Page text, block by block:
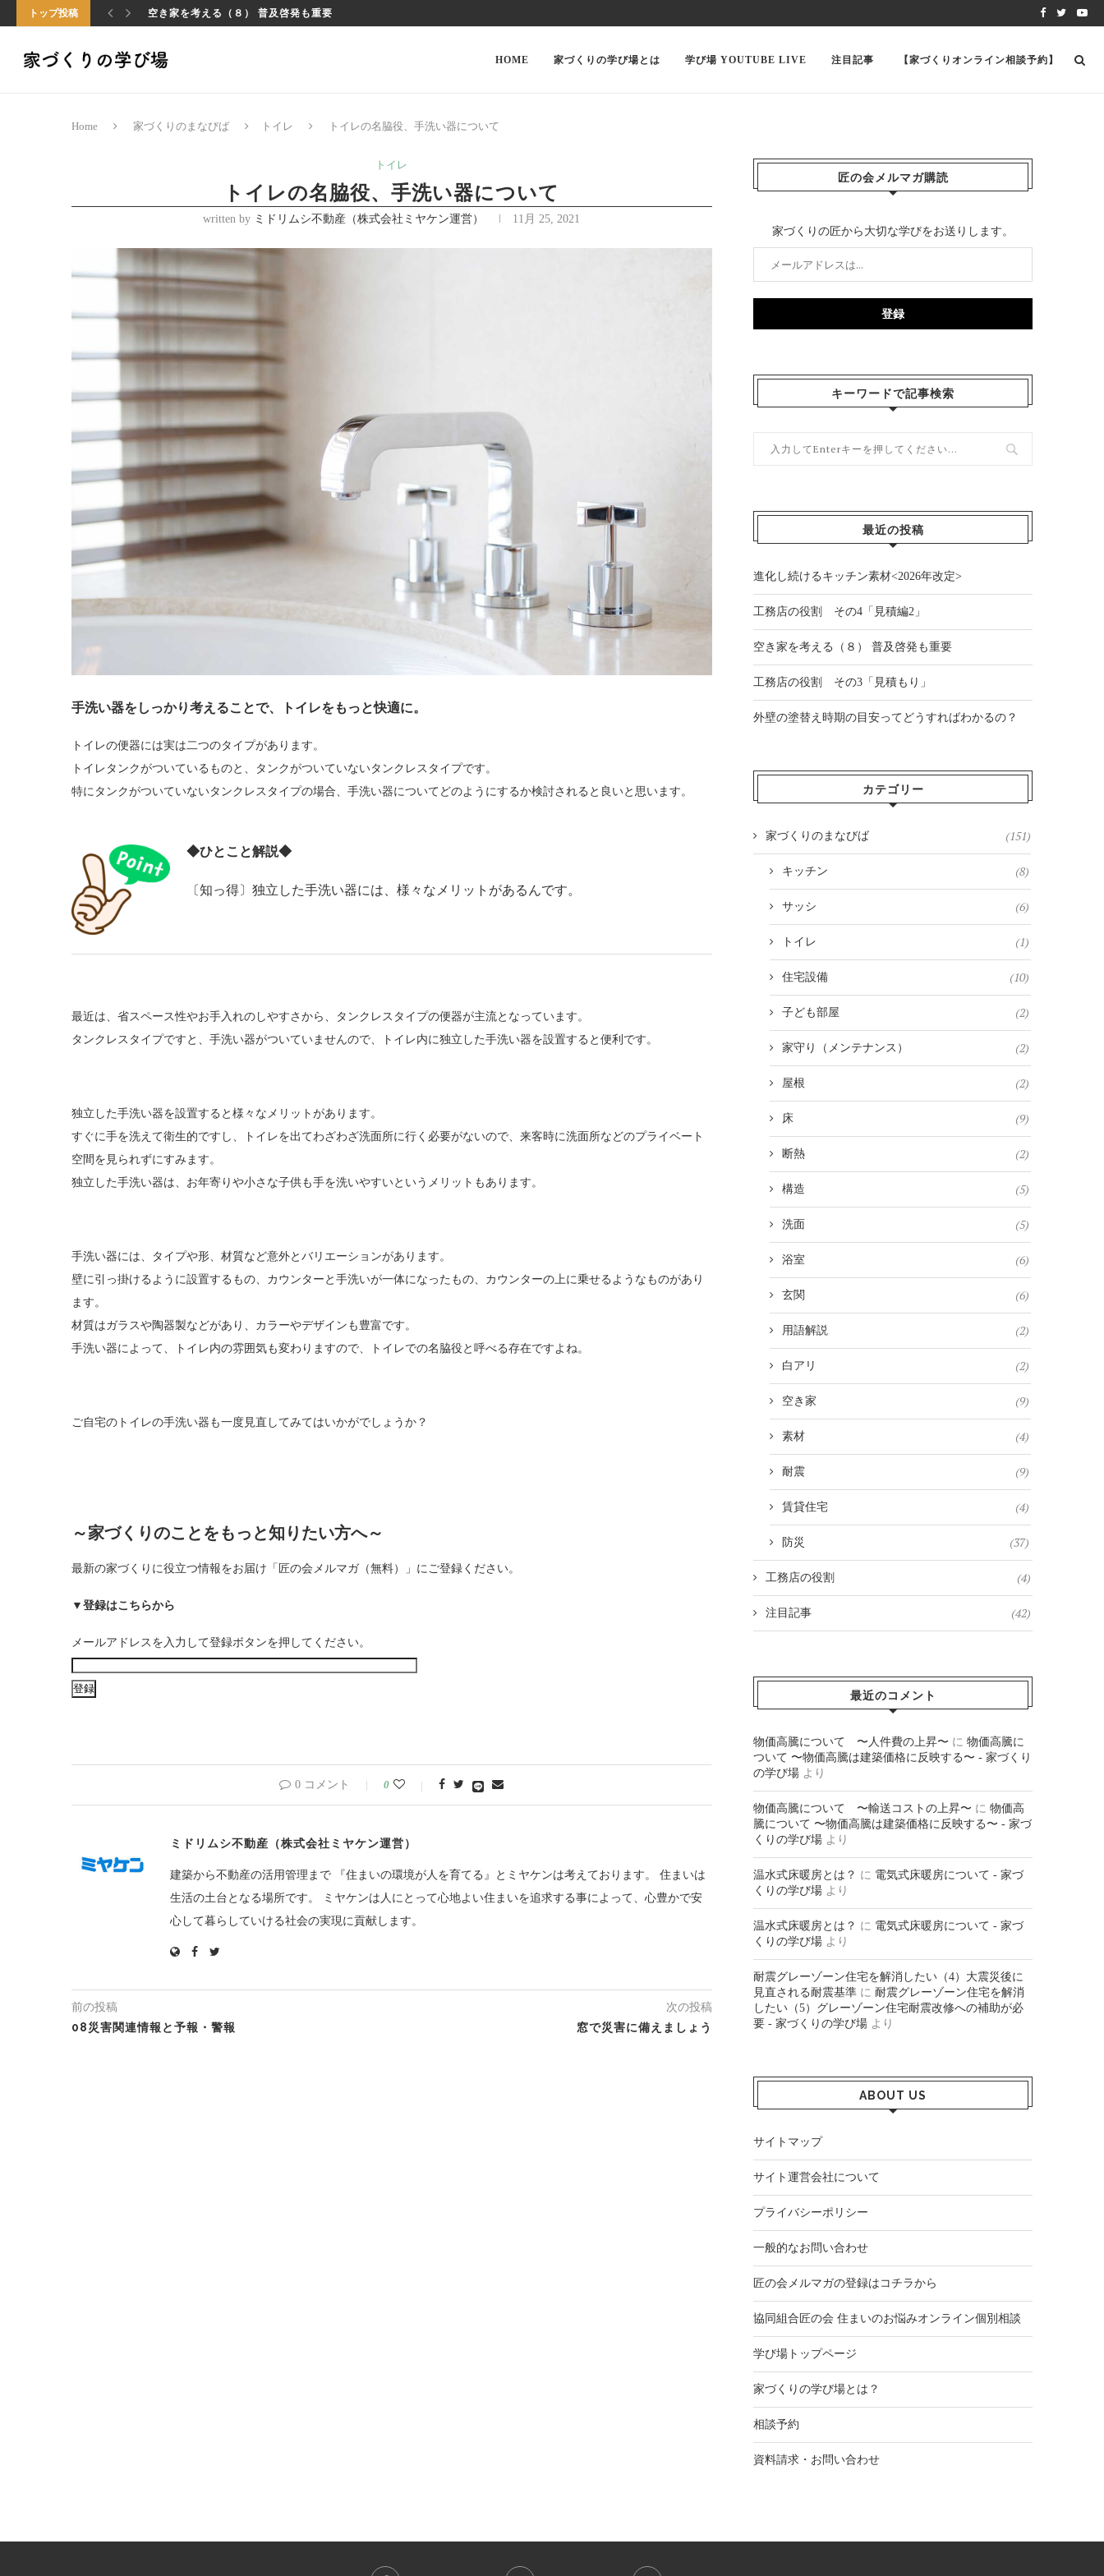
トップ投稿 空き家を考える（８） 普及啓発も重要
HOME 家づくりの学び場とは 学び場 YOUTUBE LIVE 注目記事 【家づくりオンライン相談予約】
Home 家づくりのまなびば トイレ トイレの名脇役、手洗い器について
トイレ
トイレの名脇役、手洗い器について
written by ミドリムシ不動産（株式会社ミヤケン運営） 11月 25, 2021
手洗い器をしっかり考えることで、トイレをもっと快適に。
トイレの便器には実は二つのタイプがあります。
トイレタンクがついているものと、タンクがついていないタンクレスタイプです。
特にタンクがついていないタンクレスタイプの場合、手洗い器についてどのようにするか検討されると良いと思います。
◆ひとこと解説◆
〔知っ得〕独立した手洗い器には、様々なメリットがあるんです。
最近は、省スペース性やお手入れのしやすさから、タンクレスタイプの便器が主流となっています。
タンクレスタイプですと、手洗い器がついていませんので、トイレ内に独立した手洗い器を設置すると便利です。
独立した手洗い器を設置すると様々なメリットがあります。
すぐに手を洗えて衛生的ですし、トイレを出てわざわざ洗面所に行く必要がないので、来客時に洗面所などのプライベート
空間を見られずにすみます。
独立した手洗い器は、お年寄りや小さな子供も手を洗いやすいというメリットもあります。
手洗い器には、タイプや形、材質など意外とバリエーションがあります。
壁に引っ掛けるように設置するもの、カウンターと手洗いが一体になったもの、カウンターの上に乗せるようなものがあり
ます。
材質はガラスや陶器製などがあり、カラーやデザインも豊富です。
手洗い器によって、トイレ内の雰囲気も変わりますので、トイレでの名脇役と呼べる存在ですよね。
ご自宅のトイレの手洗い器も一度見直してみてはいかがでしょうか？
～家づくりのことをもっと知りたい方へ～
最新の家づくりに役立つ情報をお届け「匠の会メルマガ（無料）」にご登録ください。
▼登録はこちらから
メールアドレスを入力して登録ボタンを押してください。
0 コメント 0
ミドリムシ不動産（株式会社ミヤケン運営）
建築から不動産の活用管理まで 『住まいの環境が人を育てる』とミヤケンは考えております。 住まいは
生活の土台となる場所です。 ミヤケンは人にとって心地よい住まいを追求する事によって、心豊かで安
心して暮らしていける社会の実現に貢献します。
前の投稿
08災害関連情報と予報・警報
次の投稿
窓で災害に備えましょう
匠の会メルマガ購読
家づくりの匠から大切な学びをお送りします。
キーワードで記事検索
最近の投稿
進化し続けるキッチン素材<2026年改定>
工務店の役割 その4「見積編2」
空き家を考える（８） 普及啓発も重要
工務店の役割 その3「見積もり」
外壁の塗替え時期の目安ってどうすればわかるの？
カテゴリー
家づくりのまなびば (151)
キッチン (8)
サッシ (6)
トイレ (1)
住宅設備 (10)
子ども部屋 (2)
家守り（メンテナンス） (2)
屋根 (2)
床 (9)
断熱 (2)
構造 (5)
洗面 (5)
浴室 (6)
玄関 (6)
用語解説 (2)
白アリ (2)
空き家 (9)
素材 (4)
耐震 (9)
賃貸住宅 (4)
防災 (37)
工務店の役割 (4)
注目記事 (42)
最近のコメント
物価高騰について 〜人件費の上昇〜 に 物価高騰に
ついて 〜物価高騰は建築価格に反映する〜 - 家づくり
の学び場 より
物価高騰について 〜輸送コストの上昇〜 に 物価高
騰について 〜物価高騰は建築価格に反映する〜 - 家づ
くりの学び場 より
温水式床暖房とは？ に 電気式床暖房について - 家づ
くりの学び場 より
温水式床暖房とは？ に 電気式床暖房について - 家づ
くりの学び場 より
耐震グレーゾーン住宅を解消したい（4）大震災後に
見直される耐震基準 に 耐震グレーゾーン住宅を解消
したい（5）グレーゾーン住宅耐震改修への補助が必
要 - 家づくりの学び場 より
ABOUT US
サイトマップ
サイト運営会社について
プライバシーポリシー
一般的なお問い合わせ
匠の会メルマガの登録はコチラから
協同組合匠の会 住まいのお悩みオンライン個別相談
学び場トップページ
家づくりの学び場とは？
相談予約
資料請求・お問い合わせ